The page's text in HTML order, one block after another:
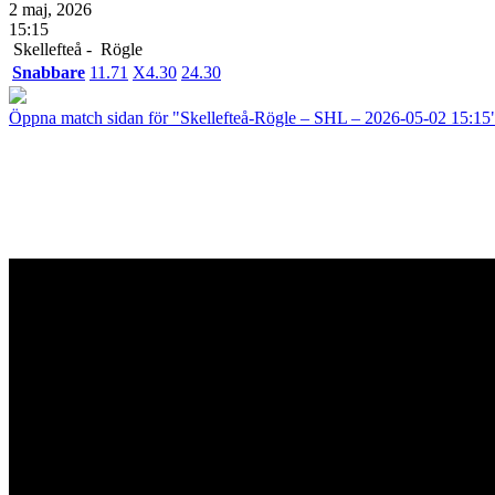
2 maj, 2026
15:15
Skellefteå - Rögle
Snabbare 11.71 X4.30 24.30
Öppna match sidan för "Skellefteå-Rögle – SHL – 2026-05-02